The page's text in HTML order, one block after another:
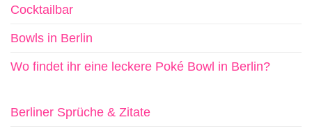
Cocktailbar
Bowls in Berlin
Wo findet ihr eine leckere Poké Bowl in Berlin?
Berliner Sprüche & Zitate